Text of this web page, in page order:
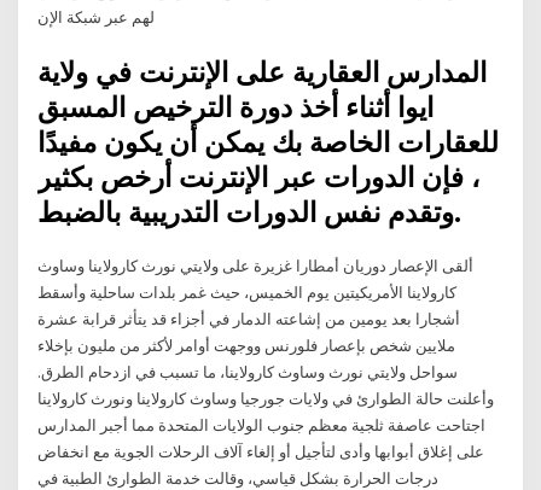
لهم عبر شبكة الإن
المدارس العقارية على الإنترنت في ولاية
ايوا أثناء أخذ دورة الترخيص المسبق
للعقارات الخاصة بك يمكن أن يكون مفيدًا
، فإن الدورات عبر الإنترنت أرخص بكثير
وتقدم نفس الدورات التدريبية بالضبط.
ألقى الإعصار دوريان أمطارا غزيرة على ولايتي نورث كارولاينا وساوث
كارولاينا الأمريكيتين يوم الخميس، حيث غمر بلدات ساحلية وأسقط
أشجارا بعد يومين من إشاعته الدمار في أجزاء قد يتأثر قرابة عشرة
ملايين شخص بإعصار فلورنس ووجهت أوامر لأكثر من مليون بإخلاء
سواحل ولايتي نورث وساوث كارولاينا، ما تسبب في ازدحام الطرق.
وأعلنت حالة الطوارئ في ولايات جورجيا وساوث كارولاينا ونورث كارولاينا
اجتاحت عاصفة ثلجية معظم جنوب الولايات المتحدة مما أجبر المدارس
على إغلاق أبوابها وأدى لتأجيل أو إلغاء آلاف الرحلات الجوية مع انخفاض
درجات الحرارة بشكل قياسي، وقالت خدمة الطوارئ الطبية في